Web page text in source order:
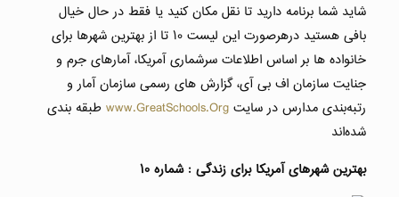
شاید شما برنامه دارید تا نقل مکان کنید یا فقط در حال خیال
بافی هستید درهرصورت این لیست ۱۰ تا از بهترین شهرها برای
خانواده ها بر اساس اطلاعات سرشماری آمریکا، آمارهای جرم و
جنایت سازمان اف بی آی، گزارش های رسمی سازمان آمار و
رتبه‌بندی مدارس در سایت www.GreatSchools.Orgطبقه بندی
شده‌اند
بهترین شهرهای آمریکا برای زندگی : شماره ۱۰